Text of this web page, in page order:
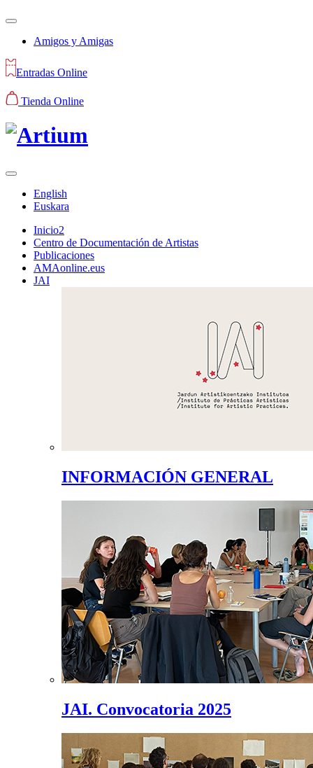
Amigos y Amigas
Entradas Online
Tienda Online
English
Euskara
Inicio2
Centro de Documentación de Artistas
Publicaciones
AMAonline.eus
JAI
INFORMACIÓN GENERAL
JAI. Convocatoria 2025